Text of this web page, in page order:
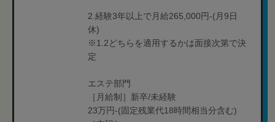
2.経験3年以上で月給265,000円-(月9日
休)
※1.2どちらを適用するかは面接次第で決
定
エステ部門
［月給制］新卒/未経験
23万円-(固定残業代18時間相当分含む)